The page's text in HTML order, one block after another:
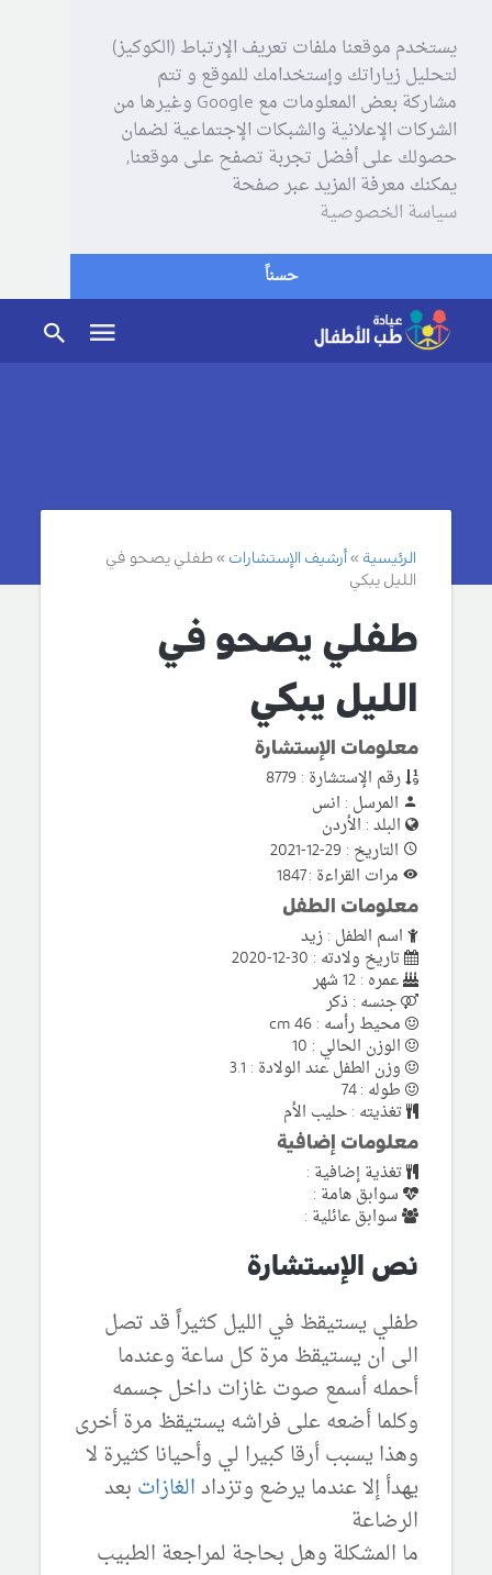
يستخدم موقعنا ملفات تعريف الإرتباط (الكوكيز)
لتحليل زياراتك وإستخدامك للموقع و تتم
مشاركة بعض المعلومات مع Google وغيرها من
الشركات الإعلانية والشبكات الإجتماعية لضمان
حصولك على أفضل تجربة تصفح على موقعنا,
يمكنك معرفة المزيد عبر صفحة
سياسة الخصوصية
حسناً
الرئيسية أرشيف الإستشارات
طفلي يصحو في
الليل يبكي
طفلي يصحو في
الليل يبكي
معلومات الإستشارة
رقم الإستشارة : 8779
المرسل : انس
البلد : الأردن
التاريخ : 29-12-2021
مرات القراءة : 1847
معلومات الطفل
اسم الطفل : زيد
تاريخ ولادته : 30-12-2020
عمره : 12 شهر
جنسه : ذكر
محيط رأسه : 46 cm
الوزن الحالي : 10
وزن الطفل عند الولادة : 3.1
طوله : 74
تغذيته : حليب الأم
معلومات إضافية
تغذية إضافية :
سوابق هامة :
سوابق عائلية :
نص الإستشارة
طفلي يستيقظ في الليل كثيراً قد تصل
الى ان يستيقظ مرة كل ساعة وعندما
أحمله أسمع صوت غازات داخل جسمه
وكلما أضعه على فراشه يستيقظ مرة أخرى
وهذا يسبب أرقا كبيرا لي وأحيانا كثيرة لا
يهدأ إلا عندما يرضع وتزدادالغازات بعد
الرضاعة
ما المشكلة وهل بحاجة لمراجعة الطبيب